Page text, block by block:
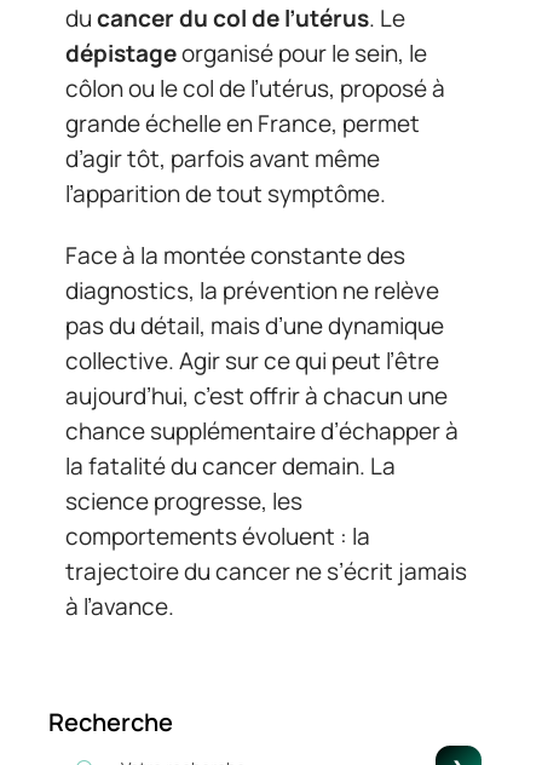
ducancer du col de l’utérus. Le
dépistageorganisé pour le sein, le
côlon ou le col de l’utérus, proposé à
grande échelle en France, permet
d’agir tôt, parfois avant même
l’apparition de tout symptôme.
Face à la montée constante des
diagnostics, la prévention ne relève
pas du détail, mais d’une dynamique
collective. Agir sur ce qui peut l’être
aujourd’hui, c’est offrir à chacun une
chance supplémentaire d’échapper à
la fatalité du cancer demain. La
science progresse, les
comportements évoluent : la
trajectoire du cancer ne s’écrit jamais
à l’avance.
Recherche